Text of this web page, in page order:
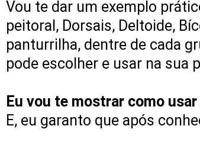
Vou te dar um exemplo
peitoral, Dorsais, Deltoide,
panturrilha, dentre de cada
pode escolher e usar na sua
Eu vou te mostrar como
E, eu garanto que após